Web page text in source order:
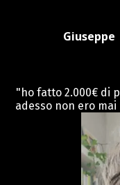
Giuseppe
"ho fatto 2.000€ di
adesso non ero